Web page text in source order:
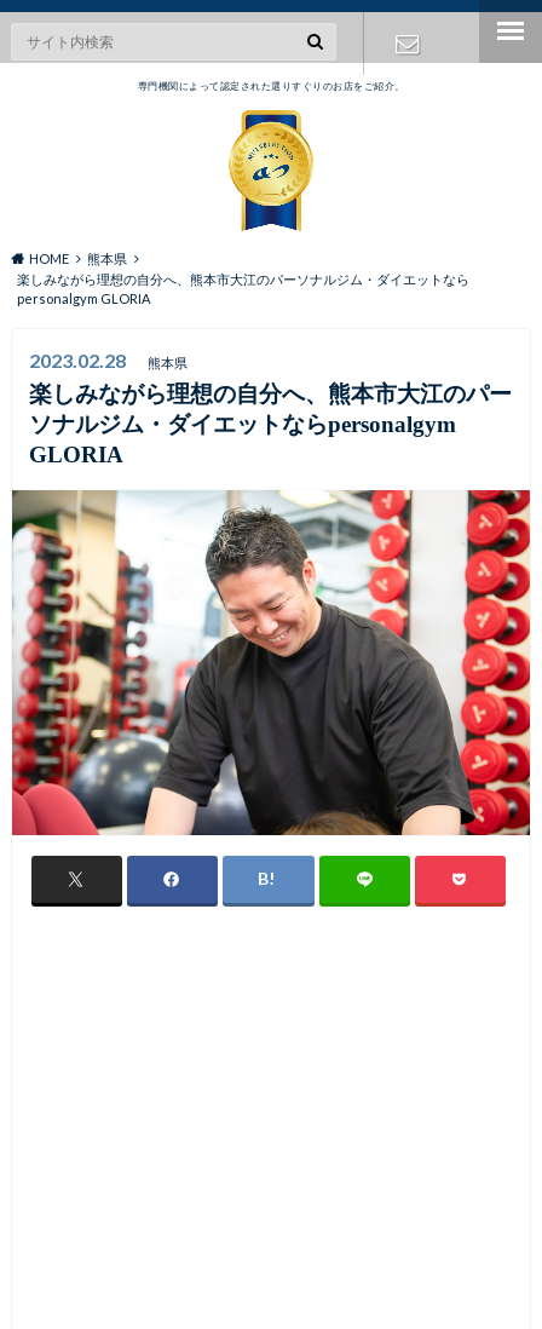
専門機関によって認定された選りすぐりのお店をご紹介。
HOME
熊本県
楽しみながら理想の自分へ、熊本市大江のパーソナルジム・ダイエットなら
personalgym GLORIA
2023.02.28 熊本県
楽しみながら理想の自分へ、熊本市大江のパー
ソナルジム・ダイエットならpersonalgym
GLORIA